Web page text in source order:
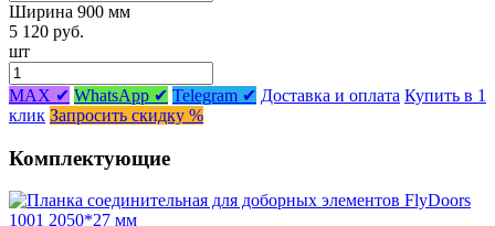
Ширина 900 мм
5 120 руб.
шт
MAX ✔ WhatsApp ✔ Telegram ✔ Доставка и оплата Купить в 1
клик Запросить скидку %
Комплектующие